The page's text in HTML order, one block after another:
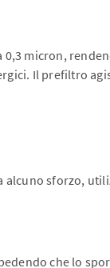
0,3 micron,
Il prefiltro
alcuno sforzo,
che lo